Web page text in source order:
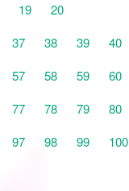
19
20
37 38 39
40
57 58 59
60
77 78 79
80
97 98 99
100